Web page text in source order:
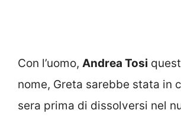
Con l’uomo, Andrea Tosi
nome, Greta sarebbe stata in
sera prima di dissolversi nel